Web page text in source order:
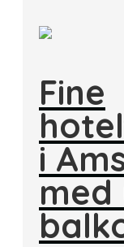
Fine
i
med